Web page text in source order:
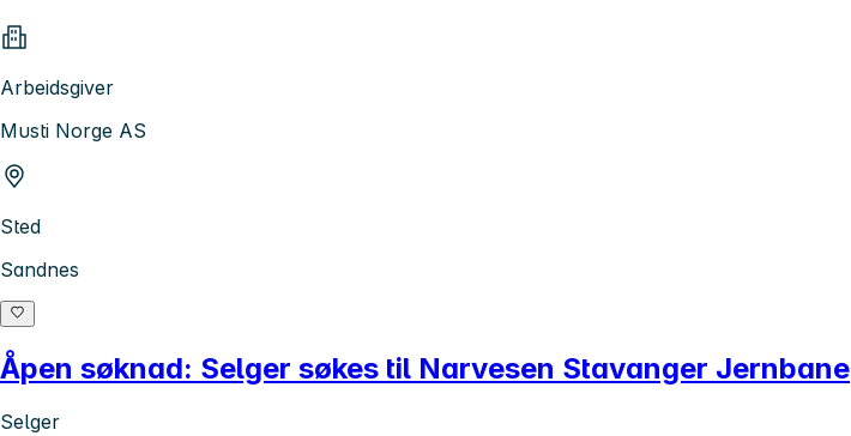
Arbeidsgiver
Musti Norge AS
Sted
Sandnes
Åpen søknad: Selger søkes til Narvesen Stavanger Jernbane
Selger